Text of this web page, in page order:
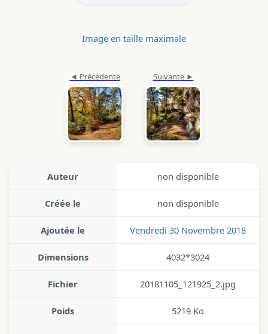
Image en taille maximale
Auteur non disponible
Créée le non disponible
Ajoutée le Vendredi 30 Novembre 2018
Dimensions 4032*3024
Fichier 20181105_121925_2.jpg
Poids 5219 Ko